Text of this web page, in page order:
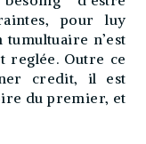
pour luy
n’est
reglée. Outre ce
credit, il est
du premier, et